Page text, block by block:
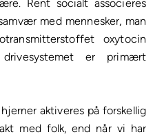
Rent socialt associeres
med mennesker, man
oxytocin
drivesystemet er primært
aktiveres på forskellig
med folk, end når vi har